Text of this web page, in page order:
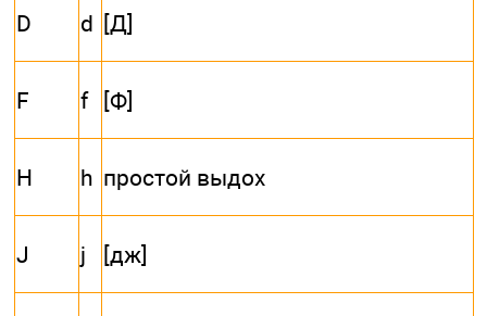
D d [Д]
F f [Ф]
H h простой выдох
J j [дж]